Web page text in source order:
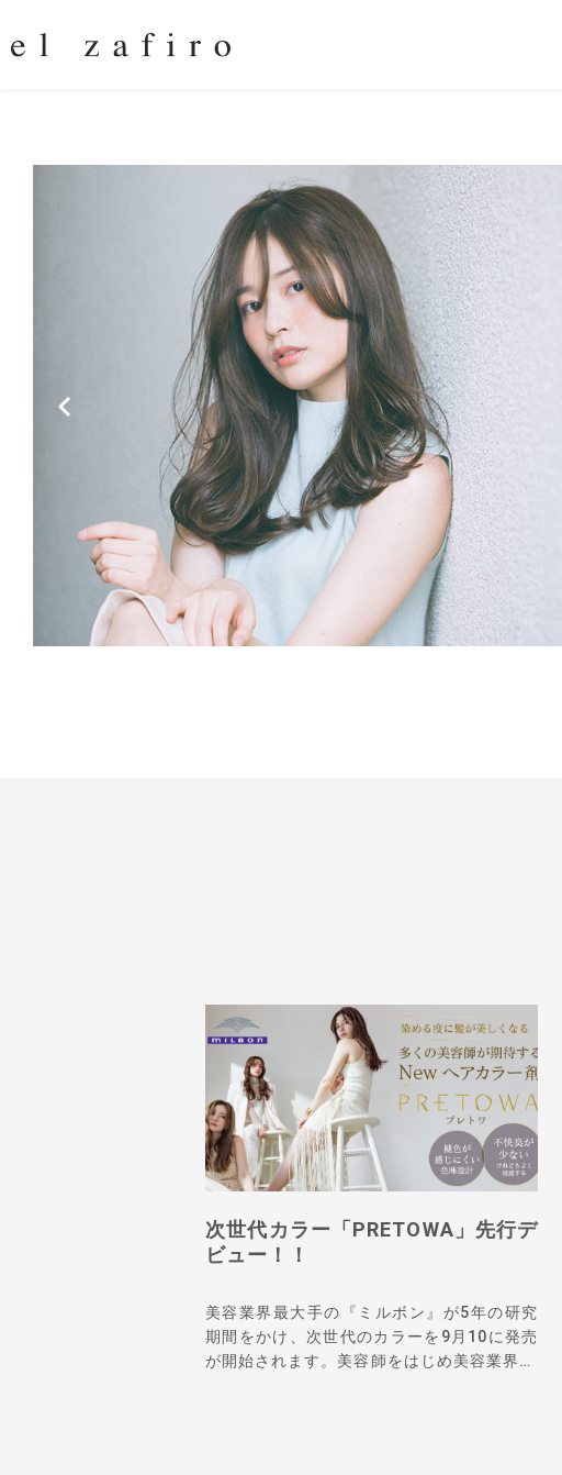
次世代カラー「PRETOWA」先行デ
ビュー！！
美容業界最大手の『ミルボン』が5年の研究
期間をかけ、次世代のカラーを9月10に発売
が開始されます。美容師をはじめ美容業界…